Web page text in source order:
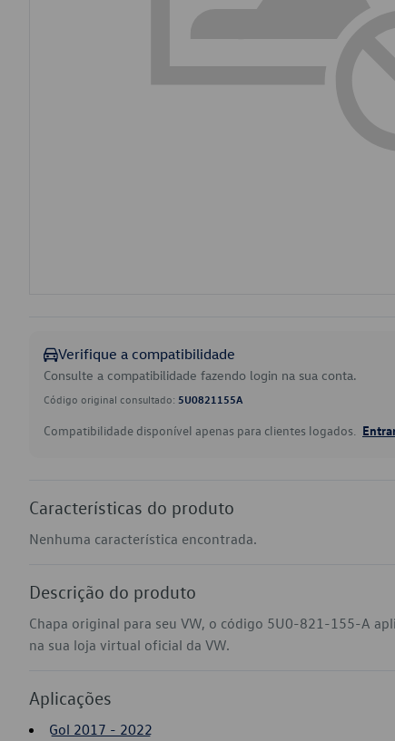
Verifique a compatibilidade
Consulte a compatibilidade fazendo login na sua conta.
Código original consultado: 5U0821155A
Compatibilidade disponível apenas para clientes logados.
Características do produto
Nenhuma característica encontrada.
Descrição do produto
Chapa original para seu VW, o código 5U0-821-155-A
na sua loja virtual oficial da VW.
Aplicações
Gol 2017 - 2022